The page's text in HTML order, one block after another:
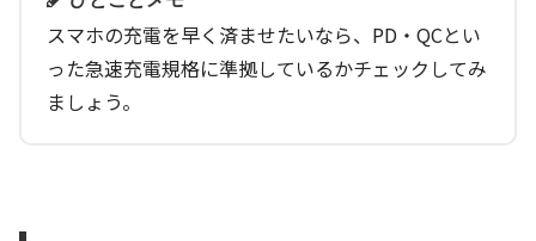
スマホの充電を早く済ませたいなら、PD・QCとい
った急速充電規格に準拠しているかチェックしてみ
ましょう。